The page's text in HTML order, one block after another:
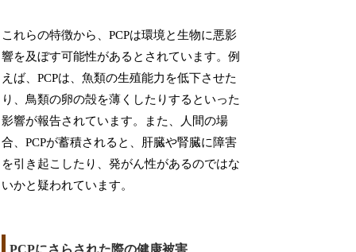
これらの特徴から、PCPは環境と生物に悪影
響を及ぼす可能性があるとされています。例
えば、PCPは、魚類の生殖能力を低下させた
り、鳥類の卵の殻を薄くしたりするといった
影響が報告されています。また、人間の場
合、PCPが蓄積されると、肝臓や腎臓に障害
を引き起こしたり、発がん性があるのではな
いかと疑われています。